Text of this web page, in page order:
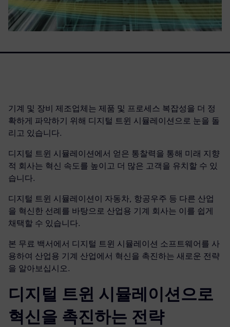
기계 및 장비 제조업체는 제품 및 프로세스 복잡성을 더 정
확하게 파악하기 위해 디지털 트윈 시뮬레이션으로 눈을 돌
리고 있습니다.
디지털 트윈 시뮬레이션에서 얻은 통찰력을 통해 미래 지향
적 회사는 혁신 속도를 높이고 더 많은 고객을 유치할 수 있
습니다.
디지털 트윈 시뮬레이션이 자동차, 항공우주 등 다른 산업
을 혁신한 선례를 바탕으로 산업용 기계 회사는 이를 쉽게
채택할 수 있습니다.
본 무료 백서에서 디지털 트윈 시뮬레이션 소프트웨어를 사
용하여 산업용 기계 산업에서 혁신을 촉진하는 새로운 전략
을 알아보십시오.
디지털 트윈 시뮬레이션으로
혁신을 촉진하는 전략